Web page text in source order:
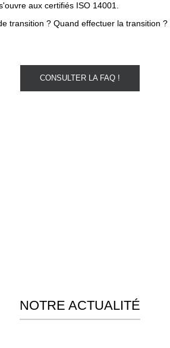
aux certifiés ISO 14001.
transition ? Quand effectuer la transition
CONSULTER LA FAQ !
NOTRE ACTUALITÉ